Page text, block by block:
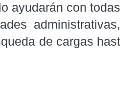
ayudarán con todas
administrativas,
de cargas hast